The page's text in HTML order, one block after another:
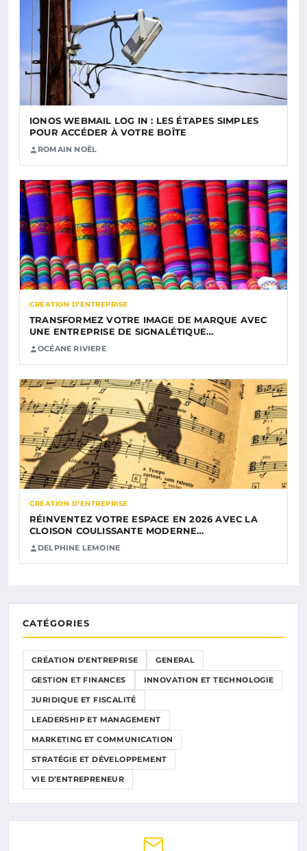
IONOS WEBMAIL LOG IN : LES ÉTAPES SIMPLES
POUR ACCÉDER À VOTRE BOÎTE
ROMAIN NOËL
CRÉATION D’ENTREPRISE
TRANSFORMEZ VOTRE IMAGE DE MARQUE AVEC
UNE ENTREPRISE DE SIGNALÉTIQUE…
OCÉANE RIVIERE
CRÉATION D’ENTREPRISE
RÉINVENTEZ VOTRE ESPACE EN 2026 AVEC LA
CLOISON COULISSANTE MODERNE…
DELPHINE LEMOINE
CATÉGORIES
CRÉATION D’ENTREPRISE GENERAL
GESTION ET FINANCES INNOVATION ET TECHNOLOGIE
JURIDIQUE ET FISCALITÉ
LEADERSHIP ET MANAGEMENT
MARKETING ET COMMUNICATION
STRATÉGIE ET DÉVELOPPEMENT
VIE D’ENTREPRENEUR